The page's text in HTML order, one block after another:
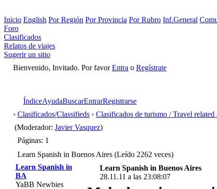
Inicio English Por Región Por Provincia Por Rubro Inf.General
Foro
Clasificados
Relatos de viajes
Sugerir un sitio
Bienvenido, Invitado. Por favorEntra o Regístrate
ÍndiceAyudaBuscarEntrarRegistrarse
› Clasificados/Classifieds › Clasificados de turismo / Travel related
(Moderador:Javier Vasquez)
Páginas: 1
Learn Spanish in Buenos Aires (Leído 2262 veces)
Learn Spanish in
BA
YaBB Newbies
Learn Spanish in Buenos Aires
28.11.11 a las 23:08:07